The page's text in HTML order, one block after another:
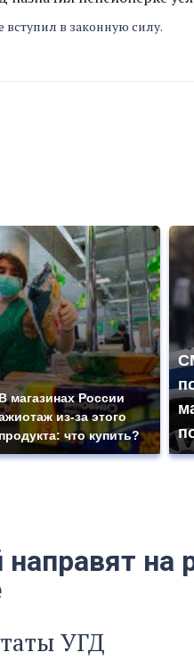
вступил в законную силу.
магазинах России
из-за этого
продукта: что купить?
на
УГД